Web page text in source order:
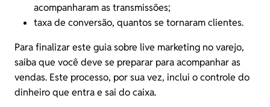
acompanharam as transmissões;
taxa de conversão, quantos se tornaram clientes.
Para finalizar este guia sobre live marketing no varejo,
saiba que você deve se preparar para acompanhar as
vendas. Este processo, por sua vez, inclui o controle do
dinheiro que entra e sai do caixa.